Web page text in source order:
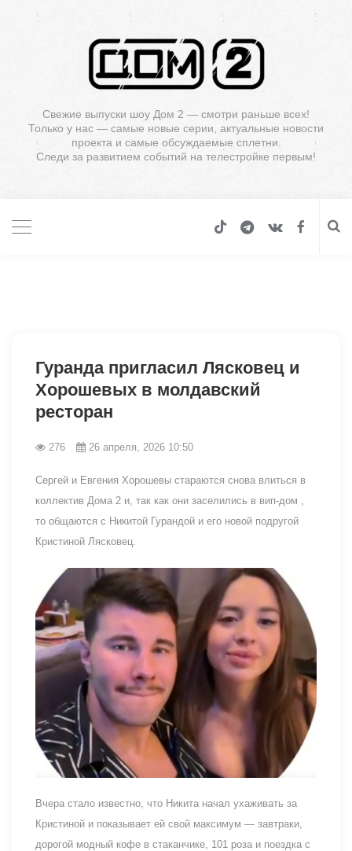
Свежие выпуски шоу Дом 2 — смотри раньше всех!
Только у нас — самые новые серии, актуальные новости
проекта и самые обсуждаемые сплетни.
Следи за развитием событий на телестройке первым!
Гуранда пригласил Лясковец и
Хорошевых в молдавский
ресторан
276 26 апреля, 2026 10:50
Сергей и Евгения Хорошевы стараются снова влиться в
коллектив Дома 2 и, так как они заселились в вип-дом ,
то общаются с Никитой Гурандой и его новой подругой
Кристиной Лясковец.
Вчера стало известно, что Никита начал ухаживать за
Кристиной и показывает ей свой максимум — завтраки,
дорогой модный кофе в стаканчике, 101 роза и поездка с